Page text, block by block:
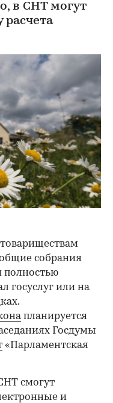
в СНТ могут
собрания
полностью
госуслуг или на
планируется
Госдумы
«Парламентская
смогут
и